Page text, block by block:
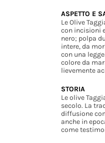
ASPETTO E
Le Olive
con incisioni
nero; polpa
intere, da
con una
colore da
lievemente
STORIA
Le olive
secolo. La
diffusione
anche in
come